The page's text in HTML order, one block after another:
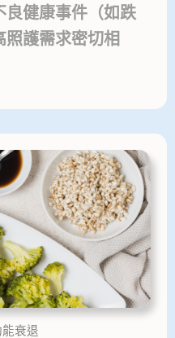
良健康事件（如跌
護需求密切相
衰退